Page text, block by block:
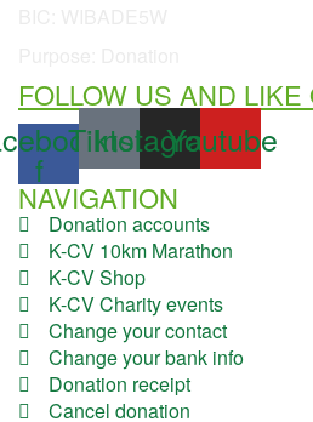
FOLLOW US AND
f
Tiktok
Instagram
Youtube
NAVIGATION
Donation accounts
K-CV 10km Marathon
K-CV Shop
K-CV Charity events
Change your contact
Change your bank info
Donation receipt
Cancel donation